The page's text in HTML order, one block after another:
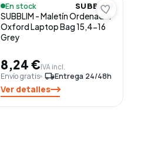
En stock SUBBLIM
SUBBLIM - Maletín Ordenador
Oxford Laptop Bag 15,4-16
Grey
8,24 €IVA incl.
Envío gratis local_shippingEntrega 24/48h
Ver detalles